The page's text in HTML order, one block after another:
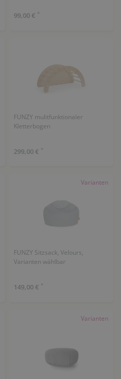
99,00 € *
FUNZY mulitfunktionaler
Kletterbogen
299,00 € *
Varianten
FUNZY Sitzsack, Velours,
Varianten wählbar
149,00 € *
Varianten